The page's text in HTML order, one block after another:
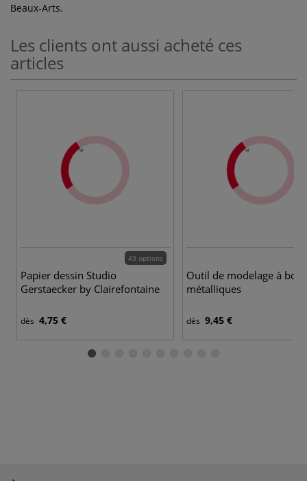
Beaux-Arts.
Les clients ont aussi acheté ces
articles
43 options
Papier dessin Studio
Gerstaecker by Clairefontaine
dès 4,75 €
Outil de modelage à
métalliques
dès 9,45 €